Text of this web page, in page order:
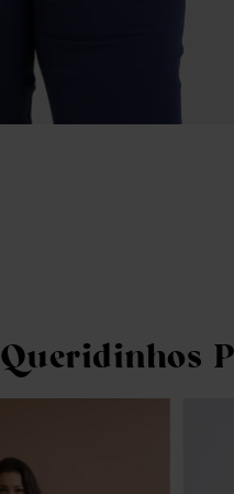
Queridinhos